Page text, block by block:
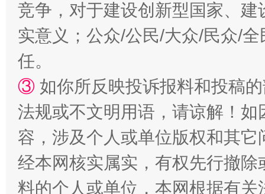
“蜀中异人”王建安的艺术幻境
竞争，对于建设创新型国家、
实意义；公众/公民/大众/民众/
任。
③ 如你所反映投诉报料和投稿
法规或不文明用语，请谅解！
容，涉及个人或单位版权和其它
经本网核实属实，有权先行撤
料的个人或单位，本网根据有